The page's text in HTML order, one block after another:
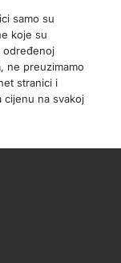
samo su
koje su
određenoj
ne preuzimamo
stranici i
cijenu na svakoj